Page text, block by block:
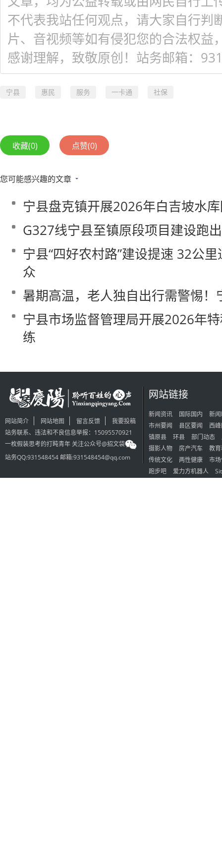
不代表我站任何观点，请大家自行判
片、音视频等如有侵犯您的合法权益
感谢理解，致敬原创！站务邮箱：
宁县 惠民 服务 一卡通 社保
收藏(0) 点赞(0)
您可能感兴趣的文章
宁县盘克镇开展2026年白吉坡水
G327线宁县至镇原段项目建设跑
宁县“四好农村路”建设提速 32公
众
暑期高温，老人独自出行需警惕
宁县市场监督管理局开展2026年
练
网站简介 网站地图 留言反馈
我要投稿
站务联系、违法和不良信息举报：15095570921
一枚假装思考的打盹青年 关注公众号@招文袋
站务QQ:931548454 邮箱:931548454@qq.com
网站链接
新闻资讯 国际国内
新
市州要闻
县区要闻
西
镇原县
环县 部门动态
摄影人物
房产汽车
教
传统文化
两性健康
市
跑步吧
爱力方机器人